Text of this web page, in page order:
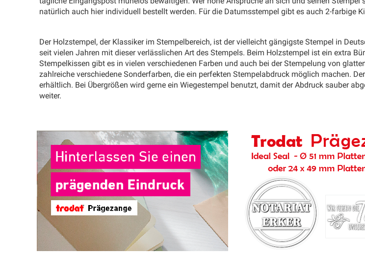
natürlich auch hier individuell bestellt werden. Für die Datumsstempel gibt es auch 2-farbige
Der Holzstempel, der Klassiker im Stempelbereich, ist der vielleicht gängigste Stempel in
seit vielen Jahren mit dieser verlässlichen Art des Stempels. Beim Holzstempel ist ein extra
Stempelkissen gibt es in vielen verschiedenen Farben und auch bei der Stempelung von
zahlreiche verschiedene Sonderfarben, die ein perfekten Stempelabdruck möglich machen.
erhältlich. Bei Übergrößen wird gerne ein Wiegestempel benutzt, damit der Abdruck sauber
weiter.